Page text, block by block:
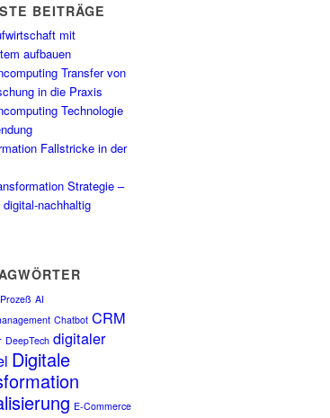
BEITRÄGE
mit
aufbauen
Transfer von
in die Praxis
Technologie
Fallstricke in der
Strategie –
nachhaltig
AI
Chatbot CRM
DeepTech digitaler
Digitale
E-Commerce